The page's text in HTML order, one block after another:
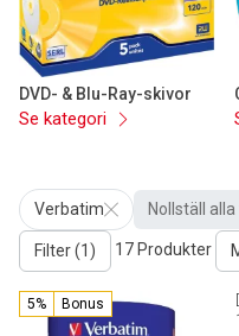
DVD- & Blu-Ray-skivor
Se kategori
Verbatim Nollställ
Filter (1) 17 Produkter
5% Bonus